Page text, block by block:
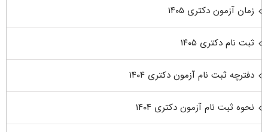
زمان آزمون دکتری ۱۴۰۵
ثبت نام دکتری ۱۴۰۵
دفترچه ثبت نام آزمون دکتری ۱۴۰۴
نحوه ثبت نام آزمون دکتری ۱۴۰۴